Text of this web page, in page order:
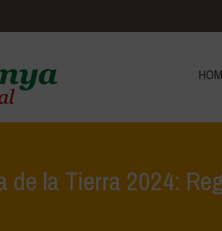
de la Tierra 2024: